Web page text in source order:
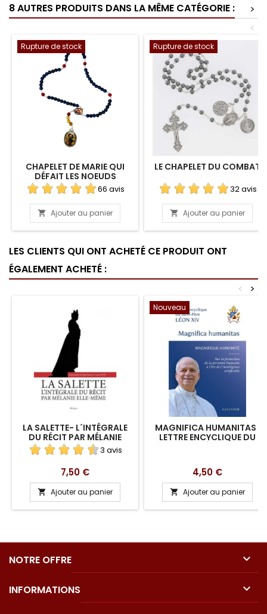
8 AUTRES PRODUITS DANS LA MÊME CATÉGORIE :
>
<
Rupture de stock
CHAPELET DE MARIE QUI
DÉFAIT LES NOEUDS
(ORIGINAL)66 avis
 Ajouter au panier
Rupture de stock
LE CHAPELET DU COMBAT
32 avis
 Ajouter au panier
LES CLIENTS QUI ONT ACHETÉ CE PRODUIT ONT
ÉGALEMENT ACHETÉ :
>
<
LA SALETTE- L´INTÉGRALE
DU RÉCIT PAR MÉLANIE
ELLE-MÊME SOCIÉTÉ SAINT-
AUGUSTIN
3 avis
Prix
7,50 €
 Ajouter au panier
Nouveau
MAGNIFICA HUMANITAS :
LETTRE ENCYCLIQUE DU
Prix
4,50 €
 Ajouter au panier
NOTRE OFFRE 
INFORMATIONS 